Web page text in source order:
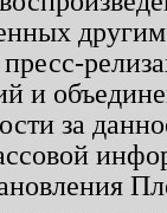
и
за